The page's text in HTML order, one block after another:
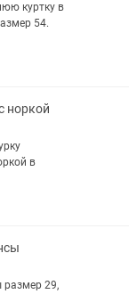
куртку в
54.
норкой
в
29,